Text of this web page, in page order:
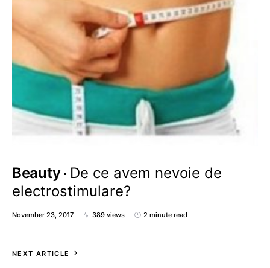
Beauty
De ce avem nevoie de
electrostimulare?
November 23, 2017 389 views 2 minute read
NEXT ARTICLE